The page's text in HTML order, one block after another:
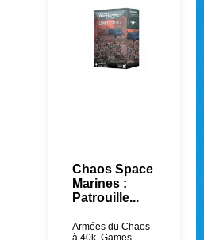
Chaos Space
Marines :
Patrouille...
Armées du Chaos
à 40k,Games